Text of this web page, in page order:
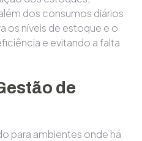
dos consumos diários
os níveis de estoque e o
e evitando a falta
de
para ambientes onde há